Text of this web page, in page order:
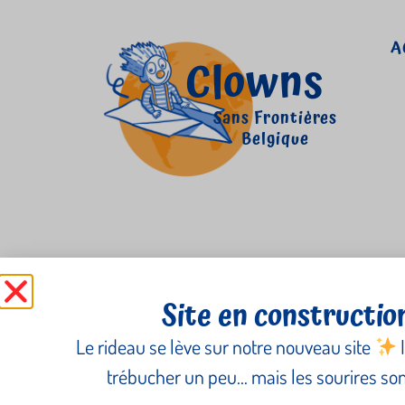
Clowns
Sans Frontières
Belgique
Categorie
Nez du Monde, Slovaquie et
Site en
Le rideau se lève sur notre nouveau site
trébucher un peu… mais les sourires